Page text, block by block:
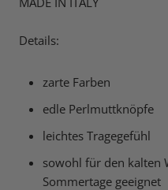
Details:
zarte Farben
edle Perlmuttknöpfe
leichtes Tragegefühl
sowohl für den kalten
Sommertage geeignet